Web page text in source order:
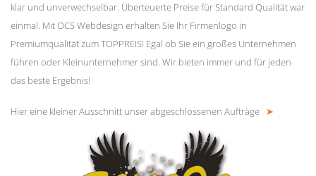
klar und unverwechselbar. Überteuerte Preise für Standard Qualität war
einmal. Mit OCS Webdesign erhalten Sie Ihr Firmenlogo in
Premiumqualität zum TOPPREIS! Egal ob Sie ein großes Unternehmen
führen oder Kleinunternehmer sind. Wir bieten immer und für jeden
das beste Ergebnis!
Hier eine kleiner Ausschnitt unser abgeschlossenen Aufträge ➤